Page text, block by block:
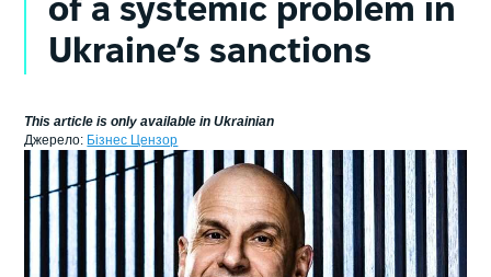
of a systemic problem in
Ukraine’s sanctions
This article is only available in Ukrainian
Джерело: Бізнес Цензор